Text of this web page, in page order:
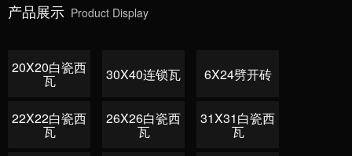
产品展示 Product Display
20X20白瓷西
瓦 30X40连锁瓦 6X24劈开砖
22X22白瓷西
瓦
26X26白瓷西
瓦
31X31白瓷西
瓦